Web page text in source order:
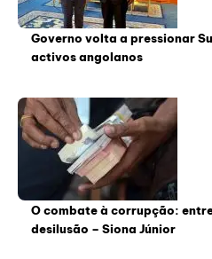
Governo volta a pressionar
activos angolanos
O combate à corrupção:
desilusão – Siona Júnior